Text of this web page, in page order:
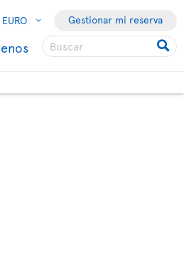
EURO Gestionar mi reserva